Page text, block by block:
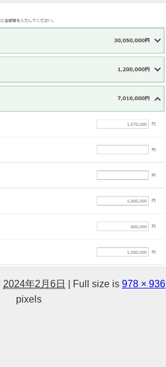
2024年2月6日 Full size is 978 × 936
pixels